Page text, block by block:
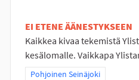
EI ETENE ÄÄNESTYKSEEN
Kaikkea kivaa tekemistä
kesälomalle. Vaikkapa
Rajaa tulokset teeman
Pohjoinen Seinäjoki